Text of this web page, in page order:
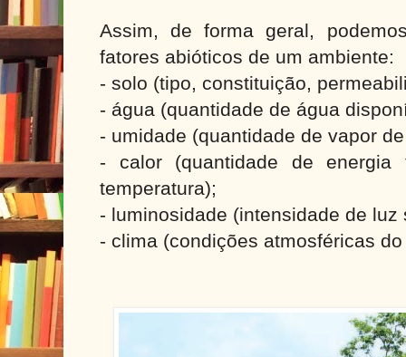
Assim, de forma geral,
fatores abióticos de um ambiente:
- solo (tipo, constituição,
- água (quantidade de água
- umidade (quantidade de vapor
- calor (quantidade de
temperatura);
- luminosidade (intensidade de
- clima (condições atmosféricas